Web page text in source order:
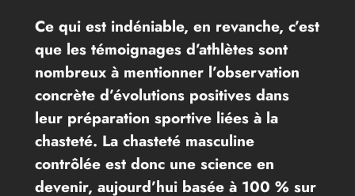
Ce qui est indéniable, en revanche, c’est
que les témoignages d’athlètes sont
nombreux à mentionner l’observation
concrète d’évolutions positives dans
leur préparation sportive liées à la
chasteté. La chasteté masculine
contrôlée est donc une science en
devenir, aujourd’hui basée à 100 % sur